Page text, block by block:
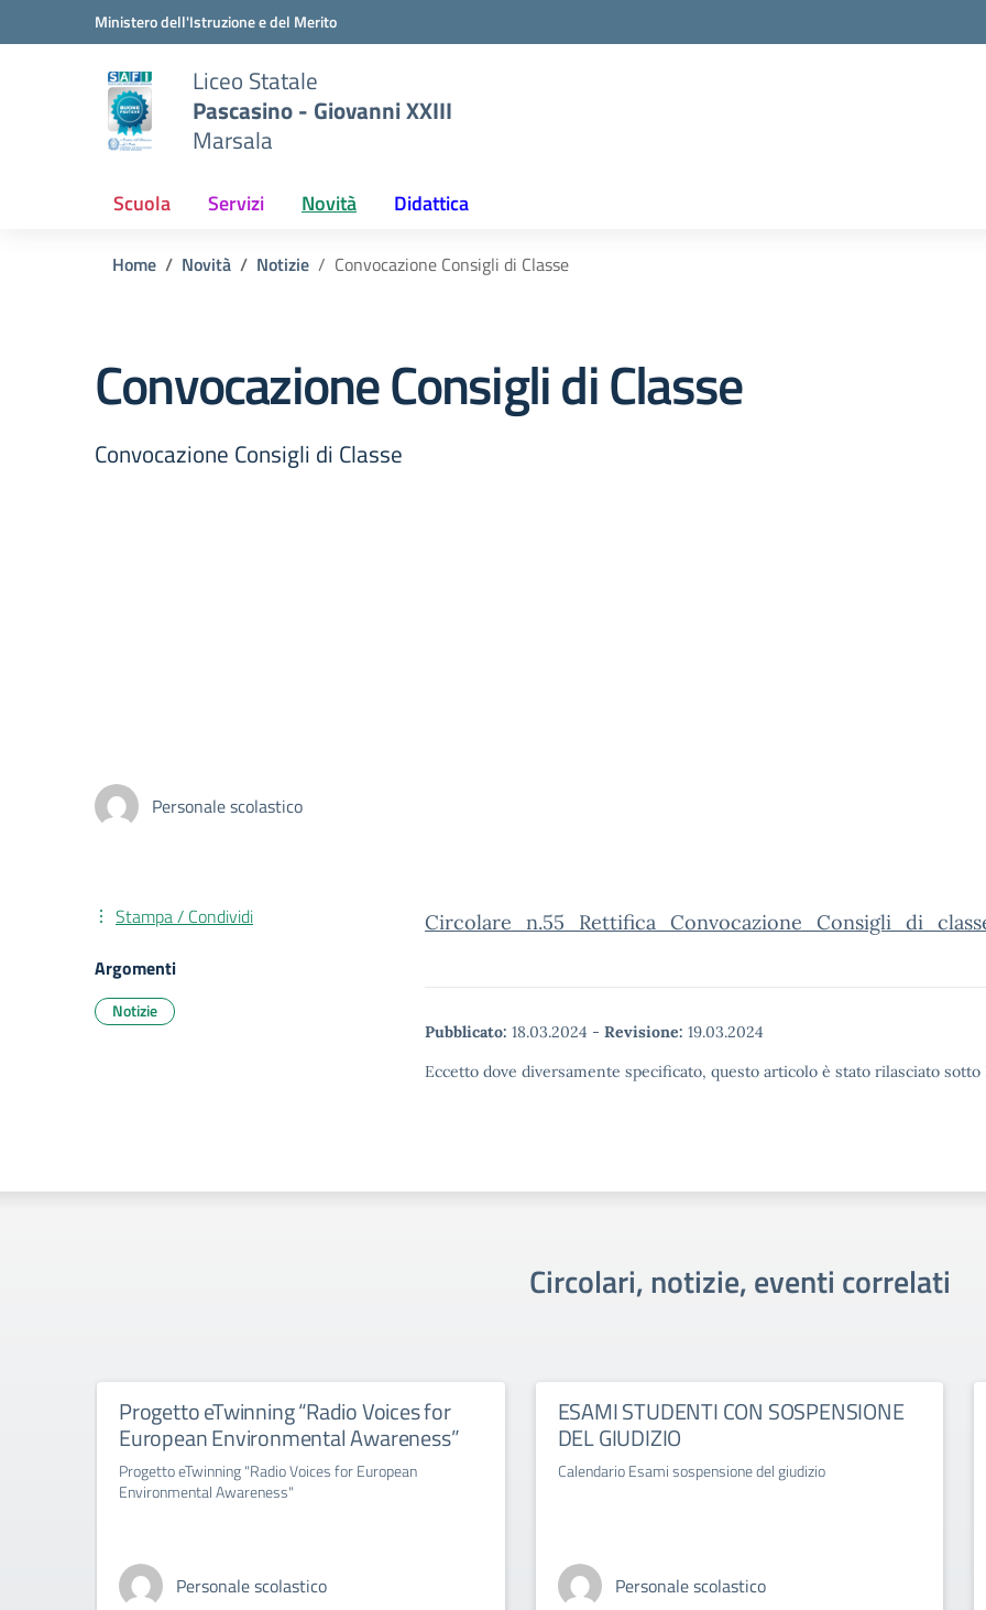
Vai ai contenuti
Vai al menu di navigazioneMinistero dell'Istruzione e del Merito
Liceo Statale
Pascasino - Giovanni XXIII
Marsala
Scuola Servizi Novità Didattica
Home Novità Notizie Convocazione Consigli di Classe
Convocazione Consigli di Classe
Convocazione Consigli di Classe
Personale scolastico
Pubblicato: 18.03.2024 - Revisione: 19.03.2024
Eccetto dove diversamente specificato, questo articolo è stato rilasciato
Stampa / Condividi
Argomenti
Notizie
Circolari, notizie, eventi correlati
Progetto eTwinning “Radio Voices for
European Environmental Awareness”
Progetto eTwinning "Radio Voices for European
Environmental Awareness"
Personale scolastico
ESAMI STUDENTI CON SOSPENSIONE
DEL GIUDIZIO
Calendario Esami sospensione del giudizio
Personale scolastico